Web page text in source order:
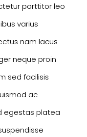
porttitor leo
varius
nam lacus
neque proin
sed facilisis
ac
egestas platea